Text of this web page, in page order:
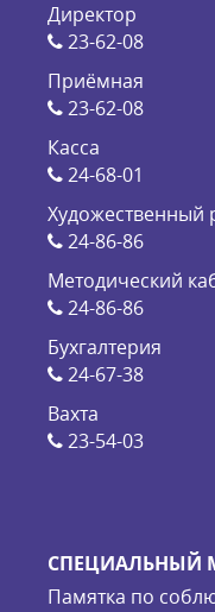
Директор
23-62-08
Приёмная
23-62-08
Касса
24-68-01
Художественный
24-86-86
Методический
24-86-86
Бухгалтерия
24-67-38
Вахта
23-54-03
СПЕЦИАЛЬНЫЙ
Памятка по